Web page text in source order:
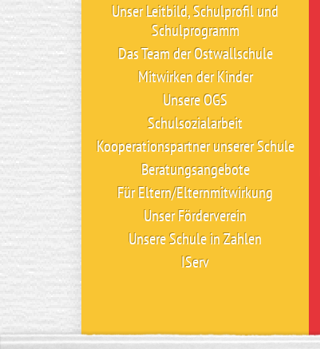
Unser Leitbild, Schulprofil und
Schulprogramm
Das Team der Ostwallschule
Mitwirken der Kinder
Unsere OGS
Schulsozialarbeit
Kooperationspartner unserer Schule
Beratungsangebote
Für Eltern/Elternmitwirkung
Unser Förderverein
Unsere Schule in Zahlen
IServ